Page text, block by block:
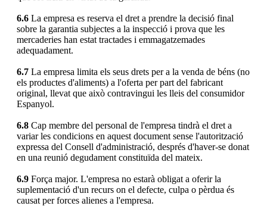
6.6 La empresa es reserva el dret a prendre la decisió final
sobre la garantia subjectes a la inspecció i prova que les
mercaderies han estat tractades i emmagatzemades
adequadament.
6.7 La empresa limita els seus drets per a la venda de béns (no
els productes d'aliments) a l'oferta per part del fabricant
original, llevat que això contravingui les lleis del consumidor
Espanyol.
6.8 Cap membre del personal de l'empresa tindrà el dret a
variar les condicions en aquest document sense l'autorització
expressa del Consell d'administració, després d'haver-se donat
en una reunió degudament constituïda del mateix.
6.9 Força major. L'empresa no estarà obligat a oferir la
suplementació d'un recurs on el defecte, culpa o pèrdua és
causat per forces alienes a l'empresa.